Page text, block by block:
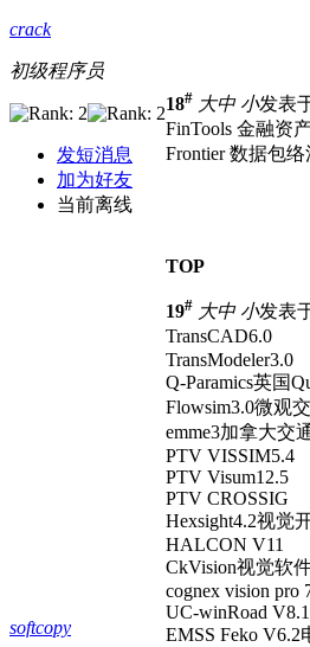
crack
初级程序员
发短消息
加为好友
当前离线
18# 大中 小发表
FinTools 金融资
Frontier 数据包
TOP
softcopy
19# 大中 小发表
TransCAD6.0
TransModeler3.0
Q-Paramics英国
Flowsim3.0微观
emme3加拿大交
PTV VISSIM5.4
PTV Visum12.5
PTV CROSSIG
Hexsight4.2视觉
HALCON V11
CkVision视觉软
cognex vision pro
UC-winRoad
EMSS Feko